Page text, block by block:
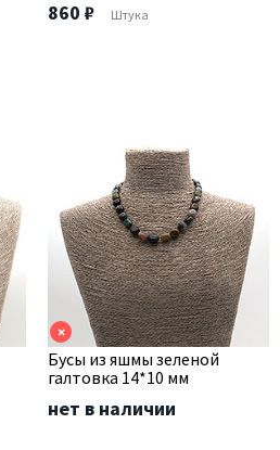
860 ₽ Штука
×
Бусы из яшмы зеленой
галтовка 14*10 мм
нет в наличии